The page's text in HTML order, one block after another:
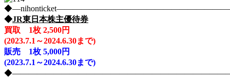
◆JR東日本株主優待券
買取 1枚 2,500円
(2023.7.1～2024.6.30まで)
販売
1枚 5,000円
(2023.7.1～2024.6.30まで)